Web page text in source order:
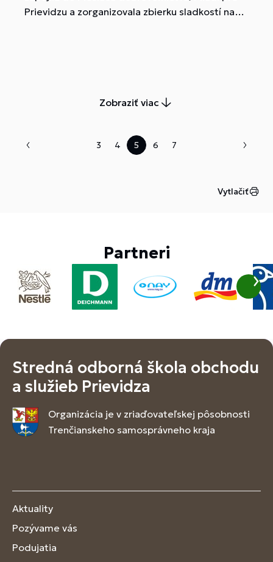
Prievidzu a zorganizovala zbierku sladkostí na
Zobraziť viac
3 4 5 6 7
Vytlačiť
Partneri
Stredná odborná škola obchodu
a služieb Prievidza
Organizácia je v zriaďovateľskej pôsobnosti
Trenčianskeho samosprávneho kraja
Aktuality
Pozývame vás
Podujatia